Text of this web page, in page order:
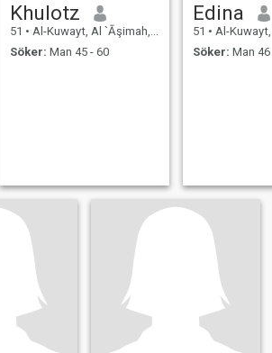
Khulotz
51 • Al-Kuwayt, Al `Āşimah, Kuwait
Söker: Man 45 - 60
Edina
51 • Al-Kuwayt, Al
Söker: Man 46